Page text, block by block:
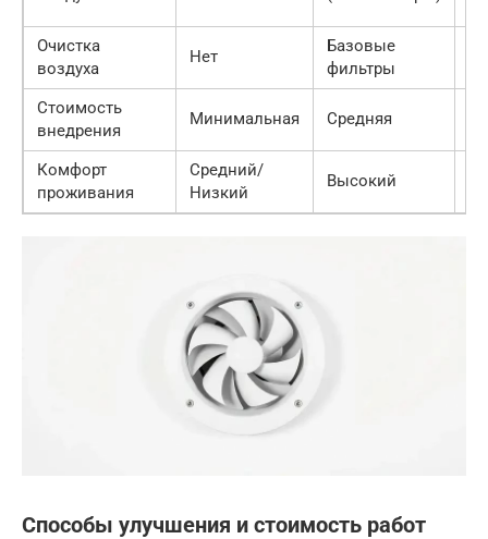
Очистка
воздуха
Нет
Базовые
фильтры
Стоимость
внедрения
Минимальная Средняя
Комфорт
проживания
Средний/
Низкий
Высокий
Способы улучшения и стоимость работ